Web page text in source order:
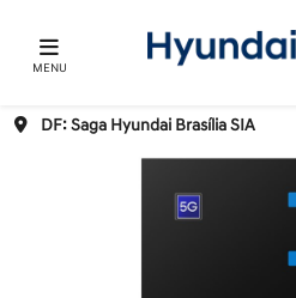
MENU
DF: Saga Hyundai Brasília SIA